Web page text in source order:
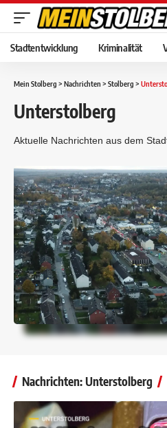
Stadtentwicklung Kriminalität
Mein Stolberg > Nachrichten > Stolberg >
Unterstolberg
Aktuelle Nachrichten aus dem
Nachrichten: Unterstolberg